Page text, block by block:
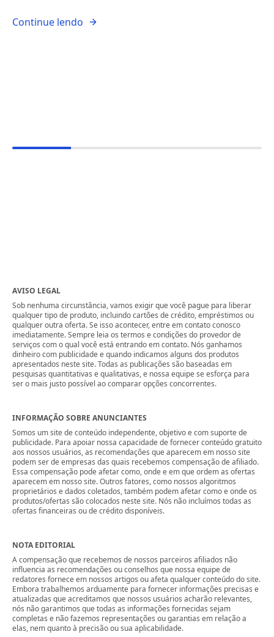
Continue lendo
AVISO LEGAL
Sob nenhuma circunstância, vamos exigir que você pague para liberar
qualquer tipo de produto, incluindo cartões de crédito, empréstimos ou
qualquer outra oferta. Se isso acontecer, entre em contato conosco
imediatamente. Sempre leia os termos e condições do provedor de
serviços com o qual você está entrando em contato. Nós ganhamos
dinheiro com publicidade e quando indicamos alguns dos produtos
apresentados neste site. Todas as publicações são baseadas em
pesquisas quantitativas e qualitativas, e nossa equipe se esforça para
ser o mais justo possível ao comparar opções concorrentes.
INFORMAÇÃO SOBRE ANUNCIANTES
Somos um site de conteúdo independente, objetivo e com suporte de
publicidade. Para apoiar nossa capacidade de fornecer conteúdo gratuito
aos nossos usuários, as recomendações que aparecem em nosso site
podem ser de empresas das quais recebemos compensação de afiliado.
Essa compensação pode afetar como, onde e em que ordem as ofertas
aparecem em nosso site. Outros fatores, como nossos algoritmos
proprietários e dados coletados, também podem afetar como e onde os
produtos/ofertas são colocados neste site. Nós não incluímos todas as
ofertas financeiras ou de crédito disponíveis.
NOTA EDITORIAL
A compensação que recebemos de nossos parceiros afiliados não
influencia as recomendações ou conselhos que nossa equipe de
redatores fornece em nossos artigos ou afeta qualquer conteúdo do site.
Embora trabalhemos arduamente para fornecer informações precisas e
atualizadas que acreditamos que nossos usuários acharão relevantes,
nós não garantimos que todas as informações fornecidas sejam
completas e não fazemos representações ou garantias em relação a
elas, nem quanto à precisão ou sua aplicabilidade.